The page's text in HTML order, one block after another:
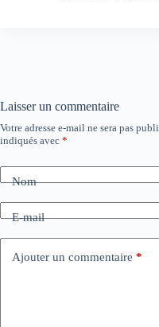
Laisser un commentaire
Votre adresse e-mail ne sera pas
indiqués avec *
Nom
E-mail
Ajouter un commentaire *